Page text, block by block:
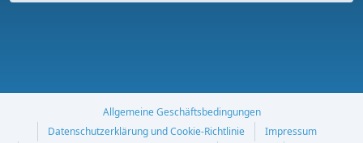
Allgemeine Geschäftsbedingungen
Datenschutzerklärung und Cookie-Richtlinie
Impressum